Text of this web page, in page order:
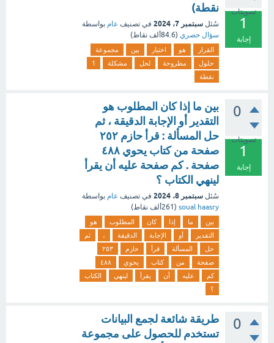
تصويتات
1
إجابة
نقطة)
سُئل سبتمبر 7، 2024 في تصنيف عام بواسطة
سؤال حصري (84.6ألف نقاط)
القرار هو اختيار بين
مجموعة
حلول
مطروحة لحل مشكلة
1
نقطة
0
تصويتات
1
إجابة
بين ما إذا كان المطلوب هو
التقدير أو الإجابة الدقيقة ، ثم
حل المسألة : قرأ حازم ٢٥٢
صفحة من كتاب يحوي ٤٨٨
صفحة . كم صفحة عليه أن يقرأ
لينهي الكتاب ؟
سُئل سبتمبر 8، 2024 في تصنيف عام بواسطة
soual haasry
( 261ألف نقاط)
بين ما إذا كان المطلوب
هو
التقدير
أو الإجابة الدقيقة ،
ثم
حل
المسألة قرأ حازم
٢٥٣
صفحة
من كتاب يحوي
٤٨٨
كم
عليه أن يقرأ لينهي
الكتاب
؟
0
طريقة شائعة لجمع البيانات
تستخدم للحصول على مجموعة